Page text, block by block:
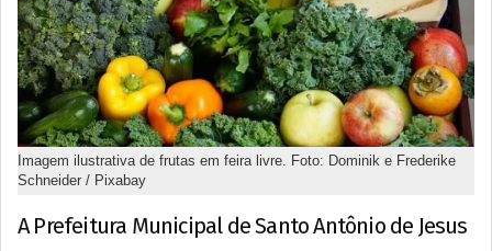
Imagem ilustrativa de frutas em feira livre. Foto: Dominik e Frederike
Schneider / Pixabay
A Prefeitura Municipal de Santo Antônio de Jesus